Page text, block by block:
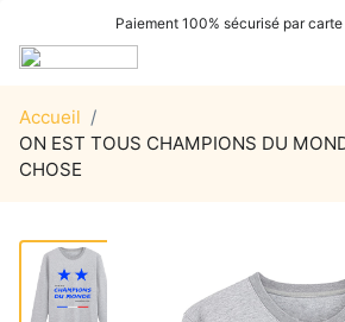
Paiement 100% sécurisé par
Accueil /
ON EST TOUS CHAMPIONS DU
CHOSE